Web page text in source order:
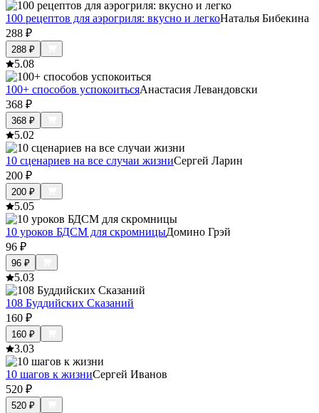
100 рецептов для аэрогриля: вкусно и легкоНаталья Бибекина
288 ₽
288 ₽
5.08
100+ способов успокоитьсяАнастасия Левандовски
368 ₽
368 ₽
5.02
10 сценариев на все случаи жизниСергей Ларин
200 ₽
200 ₽
5.05
10 уроков БДСМ для скромницыДомино Грэй
96 ₽
96 ₽
5.03
108 Буддийских Сказаний
160 ₽
160 ₽
3.03
10 шагов к жизниСергей Иванов
520 ₽
520 ₽